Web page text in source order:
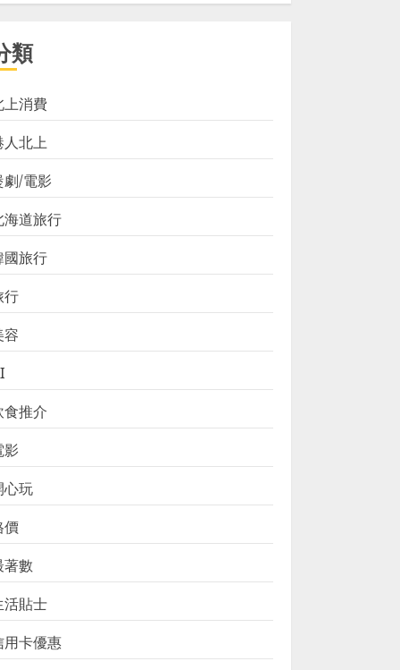
類
上消費
人北上
劇/電影
海道旅行
國旅行
行
容
食推介
影
心玩
價
著數
活貼士
用卡優惠